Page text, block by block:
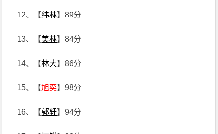
12、【纬林】89分
13、【美林】84分
14、【林大】86分
15、【旭奕】98分
16、【郭轩】94分